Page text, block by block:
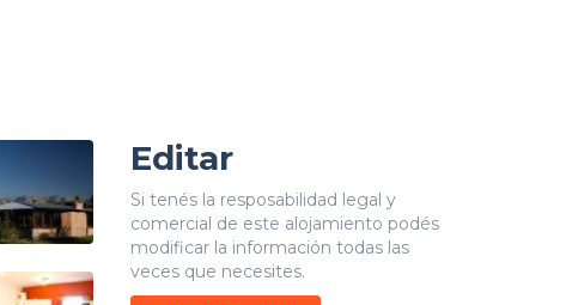
Editar
Si tenés la resposabilidad legal y
comercial de este alojamiento podés
modificar la información todas las
veces que necesites.